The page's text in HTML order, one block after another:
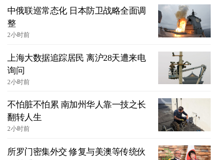
中俄联巡常态化 日本防卫战略全面调
整
2小时前
上海大数据追踪居民 离沪28天遭来电
询问
2小时前
不怕脏不怕累 南加州华人靠一技之长
翻转人生
2小时前
所罗门密集外交 修复与美澳等传统伙